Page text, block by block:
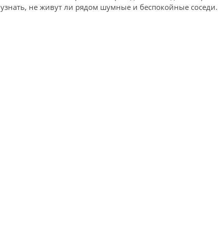
узнать, не живут ли рядом шумные и беспокойные соседи.